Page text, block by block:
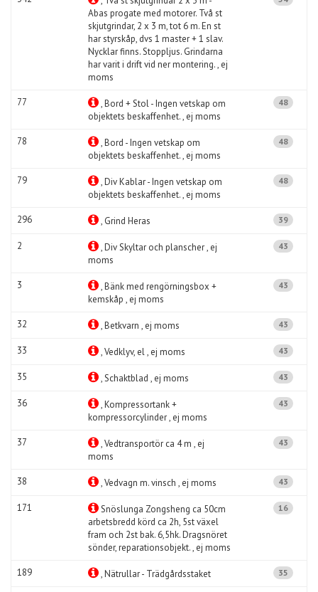
Abas progate med motorer. Två st
skjutgrindar, 2 x 3 m, tot 6 m. En st
har styrskåp, dvs 1 master + 1 slav.
Nycklar finns. Stoppljus. Grindarna
har varit i drift vid ner montering. , ej
moms
77
, Bord + Stol - Ingen vetskap om
objektets beskaffenhet. , ej moms
48
78
, Bord - Ingen vetskap om
objektets beskaffenhet. , ej moms
48
79
, Div Kablar - Ingen vetskap om
objektets beskaffenhet. , ej moms
48
296 , Grind Heras 39
2
, Div Skyltar och planscher , ej
moms
43
3
, Bänk med rengörningsbox +
kemskåp , ej moms
43
32 , Betkvarn , ej moms 43
33 , Vedklyv, el , ej moms 43
35 , Schaktblad , ej moms 43
36
, Kompressortank +
kompressorcylinder , ej moms
43
37
, Vedtransportör ca 4 m , ej
moms
43
38 , Vedvagn m. vinsch , ej moms 43
171
Snöslunga Zongsheng ca 50cm
arbetsbredd körd ca 2h, 5st växel
fram och 2st bak. 6,5hk. Dragsnöret
sönder, reparationsobjekt. , ej moms
16
189 , Nätrullar - Trädgårdsstaket 35